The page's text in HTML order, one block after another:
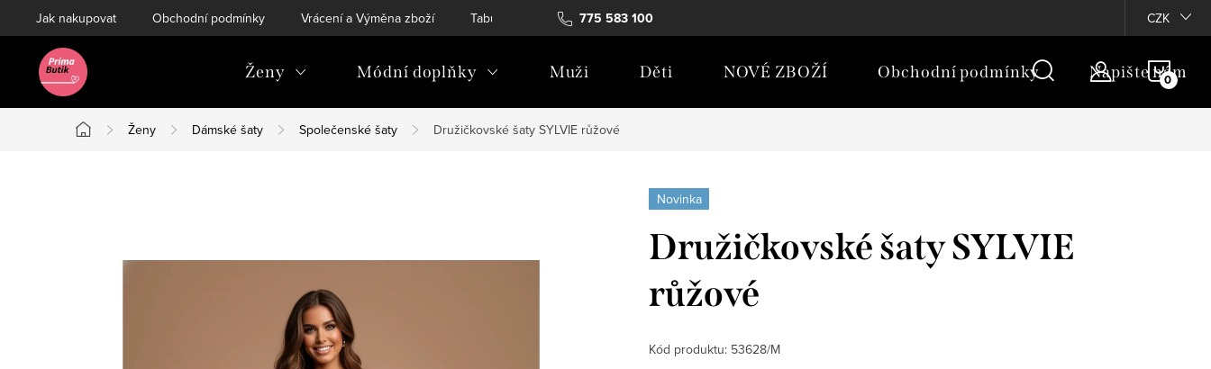
na
775 583 100
Jak nakupovat Obchodní podmínky Vrácení a Výměna zboží Tabulky velikostí Soubory Cookies CZK
Ženy Módní doplňky Muži Děti NOVÉ ZBOŽÍ Obchodní podmínky Napište nám
Domů
Ženy Dámské šaty Společenské šaty Družičkovské šaty SYLVIE růžové
Novinka
Družičkovské šaty SYLVIE
růžové
Kód produktu: 53628/M